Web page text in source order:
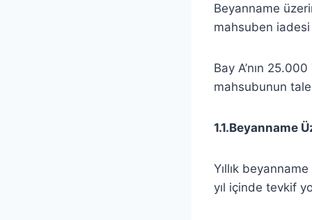
Beyanname
mahsuben
Bay A’nın
mahsubunun
1.1.Beyanname
Yıllık
yıl içinde tevkif